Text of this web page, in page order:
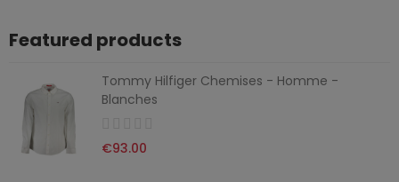
Featured products
Tommy Hilfiger Chemises - Homme -
Blanches
€93.00